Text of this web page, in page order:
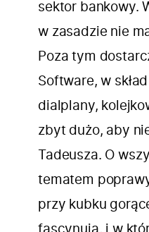
sektor bankowy.
w zasadzie nie
Poza tym
Software, w
dialplany,
zbyt dużo, aby
Tadeusza. O
tematem
przy kubku